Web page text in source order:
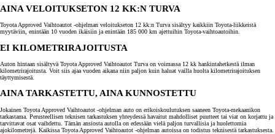
AINA VELOITUKSETON 12 KK:N TURVA
Toyota Approved Vaihtoautot -ohjelman veloitukseton 12 kk:n Turva sisältyy kaikkiin Toyota-liikkeistä
myytäviin, enintään 10 vuoden ikäisiin ja enintään 185 000 km ajettuihin Toyota-vaihtoautoihin.
EI KILOMETRIRAJOITUSTA
Auton hintaan sisältyvä Toyota Approved Vaihtoautot Turva on voimassa 12 kk hankintahetkestä ilman
kilometrirajoitusta. Voit siis ajaa vuoden aikana niin paljon kuin haluat vailla huolta kilometrirajoituksen
täyttymisestä.
AINA TARKASTETTU, AINA KUNNOSTETTU
Jokainen Toyota Approved Vaihtoautot -ohjelman auto on erikoiskoulutuksen saaneen Toyota-mekaanikon
tarkastama. Perusteellisen teknisen tarkastuksen yhteydessä havaitut mahdolliset puutteet tai viat on korjattu ja
tarvittavat osat vaihdettu. Tämän ansiosta autolla on edessään vielä paljon turvallisia ja huolettomia
ajokilometrejä. Kaikissa Toyota Approved Vaihtoautot -ohjelman autoissa on todistus teknisestä tarkastuksesta.